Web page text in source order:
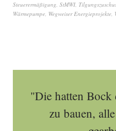
Steuerermäßigung, StMWI,
Wärmepumpe, Wegweiser Energieprojekte,
"Die hatten Bock
zu bauen,